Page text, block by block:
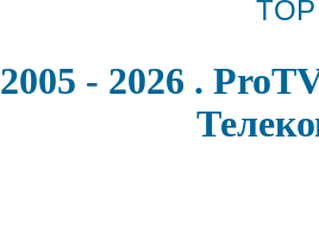
2005 - 2026 .